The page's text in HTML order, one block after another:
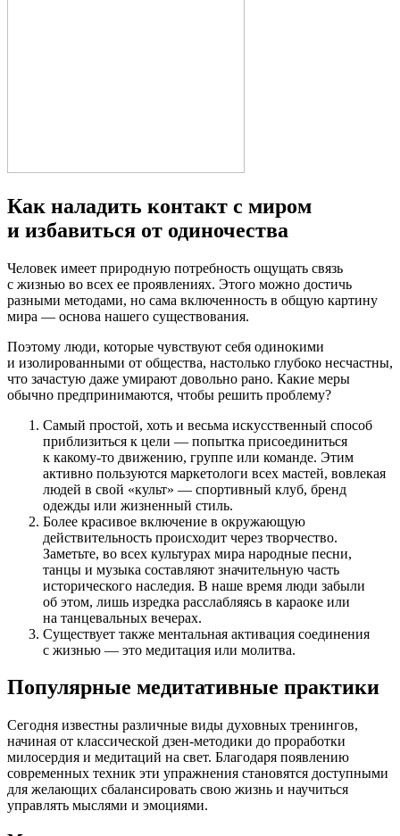
Как наладить контакт с миром
и избавиться от одиночества
Человек имеет природную потребность ощущать связь
с жизнью во всех ее проявлениях. Этого можно достичь
разными методами, но сама включенность в общую картину
мира — основа нашего существования.
Поэтому люди, которые чувствуют себя одинокими
и изолированными от общества, настолько глубоко несчастны,
что зачастую даже умирают довольно рано. Какие меры
обычно предпринимаются, чтобы решить проблему?
Самый простой, хоть и весьма искусственный способ
приблизиться к цели — попытка присоединиться
к какому-то движению, группе или команде. Этим
активно пользуются маркетологи всех мастей, вовлекая
людей в свой «культ» — спортивный клуб, бренд
одежды или жизненный стиль.
Более красивое включение в окружающую
действительность происходит через творчество.
Заметьте, во всех культурах мира народные песни,
танцы и музыка составляют значительную часть
исторического наследия. В наше время люди забыли
об этом, лишь изредка расслабляясь в караоке или
на танцевальных вечерах.
Существует также ментальная активация соединения
с жизнью — это медитация или молитва.
Популярные медитативные практики
Сегодня известны различные виды духовных тренингов,
начиная от классической дзен-методики до проработки
милосердия и медитаций на свет. Благодаря появлению
современных техник эти упражнения становятся доступными
для желающих сбалансировать свою жизнь и научиться
управлять мыслями и эмоциями.